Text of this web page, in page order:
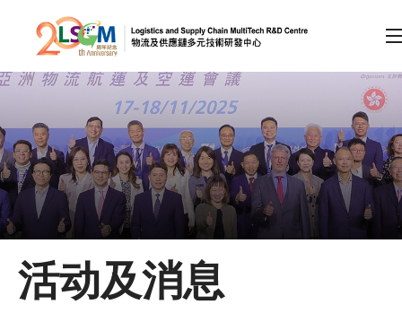
跳到内容（按回车键）
会员登录
A A EN 繁 简
主页
关于LSCM
活动及消息